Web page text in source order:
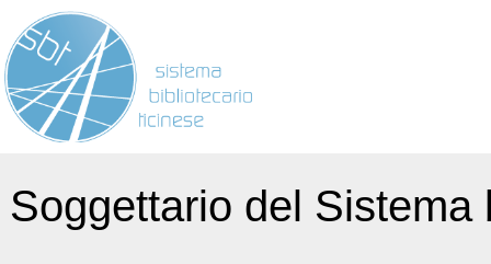
Soggettario del